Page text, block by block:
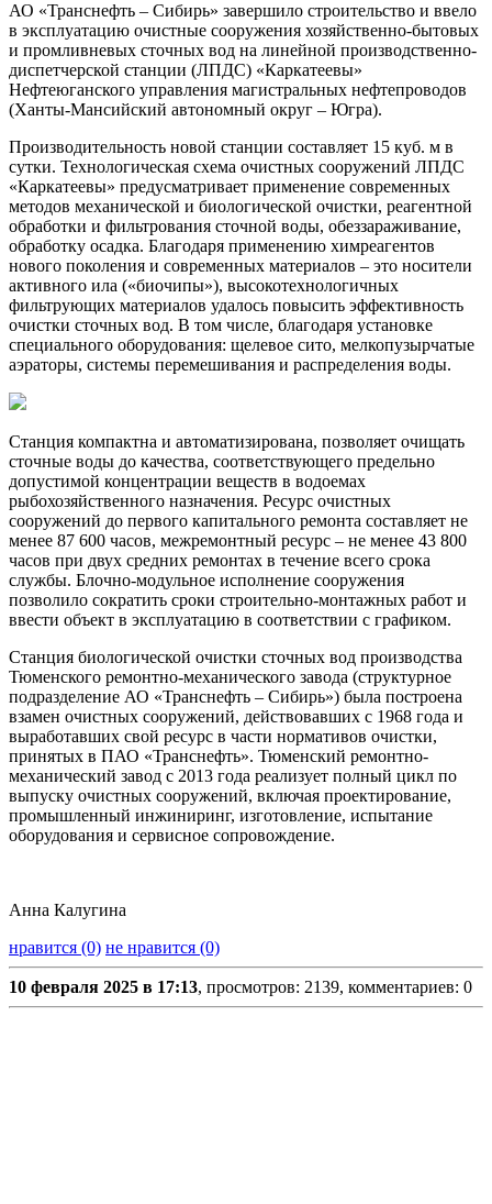
АО «Транснефть – Сибирь» завершило строительство и ввело
в эксплуатацию очистные сооружения хозяйственно-бытовых
и промливневых сточных вод на линейной производственно-
диспетчерской станции (ЛПДС) «Каркатеевы»
Нефтеюганского управления магистральных нефтепроводов
(Ханты-Мансийский автономный округ – Югра).
Производительность новой станции составляет 15 куб. м в
сутки. Технологическая схема очистных сооружений ЛПДС
«Каркатеевы» предусматривает применение современных
методов механической и биологической очистки, реагентной
обработки и фильтрования сточной воды, обеззараживание,
обработку осадка. Благодаря применению химреагентов
нового поколения и современных материалов – это носители
активного ила («биочипы»), высокотехнологичных
фильтрующих материалов удалось повысить эффективность
очистки сточных вод. В том числе, благодаря установке
специального оборудования: щелевое сито, мелкопузырчатые
аэраторы, системы перемешивания и распределения воды.
Станция компактна и автоматизирована, позволяет очищать
сточные воды до качества, соответствующего предельно
допустимой концентрации веществ в водоемах
рыбохозяйственного назначения. Ресурс очистных
сооружений до первого капитального ремонта составляет не
менее 87 600 часов, межремонтный ресурс – не менее 43 800
часов при двух средних ремонтах в течение всего срока
службы. Блочно-модульное исполнение сооружения
позволило сократить сроки строительно-монтажных работ и
ввести объект в эксплуатацию в соответствии с графиком.
Станция биологической очистки сточных вод производства
Тюменского ремонтно-механического завода (структурное
подразделение АО «Транснефть – Сибирь») была построена
взамен очистных сооружений, действовавших с 1968 года и
выработавших свой ресурс в части нормативов очистки,
принятых в ПАО «Транснефть». Тюменский ремонтно-
механический завод с 2013 года реализует полный цикл по
выпуску очистных сооружений, включая проектирование,
промышленный инжиниринг, изготовление, испытание
оборудования и сервисное сопровождение.
Анна Калугина
нравится (0) не нравится (0)
10 февраля 2025 в 17:13, просмотров: 2139, комментариев: 0